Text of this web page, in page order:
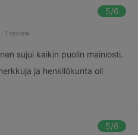
5/6
· 1 review
sujui kaikin puolin mainiosti.
ja henkilökunta oli
5/6